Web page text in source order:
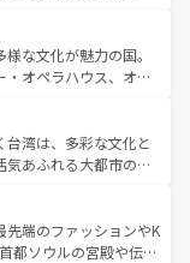
食が融合した独特の
域で異なる魅力を楽
を感じることができ
しい。
光地といえばオアフ
イ島やカウアイ島が
海をはじめ、豊かな
えてくれるハワイの
ワイアンミュージッ
がハワイの魅力を彩
。
な文化が魅力の国。
オペラハウス、オー
ルル（エアーズロッ
アンズの熱帯雨林な
ェやワイン、オージ
、サーフィンやダイ
ア好きにはたまらな
存分に味わいつくそ
湾は、多彩な文化と
あふれる大都市の台
部など、都市の喧騒
れる人に新しい発見と
い台湾の食文化も魅
先端のファッションやK
都ソウルの宮殿や伝統